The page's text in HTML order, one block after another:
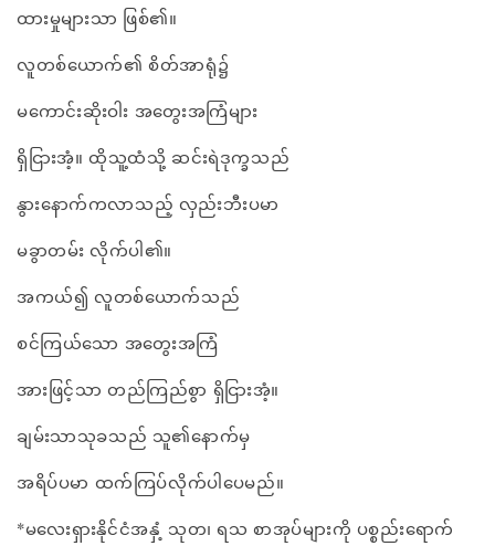
ထားမှုများသာ ဖြစ်၏။
လူတစ်ယောက်၏ စိတ်အာရုံ၌
မကောင်းဆိုးဝါး အတွေးအကြံများ
ရှိငြားအံ့။ ထိုသူ့ထံသို့ ဆင်းရဲဒုက္ခသည်
နွားနောက်ကလာသည့် လှည်းဘီးပမာ
မခွာတမ်း လိုက်ပါ၏။
အကယ်၍ လူတစ်ယောက်သည်
စင်ကြယ်သော အတွေးအကြံ
အားဖြင့်သာ တည်ကြည်စွာ ရှိငြားအံ့။
ချမ်းသာသုခသည် သူ၏နောက်မှ
အရိပ်ပမာ ထက်ကြပ်လိုက်ပါပေမည်။
*မလေးရှားနိုင်ငံအနှံ့ သုတ၊ ရသ စာအုပ်များကို ပစ္စည်းရောက်